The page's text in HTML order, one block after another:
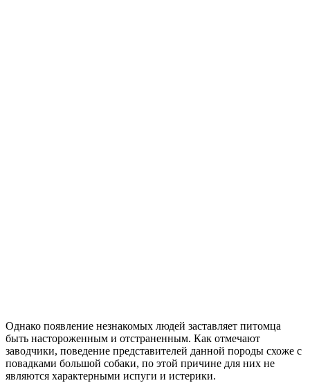
Однако появление незнакомых людей заставляет питомца
быть настороженным и отстраненным. Как отмечают
заводчики, поведение представителей данной породы схоже с
повадками большой собаки, по этой причине для них не
являются характерными испуги и истерики.